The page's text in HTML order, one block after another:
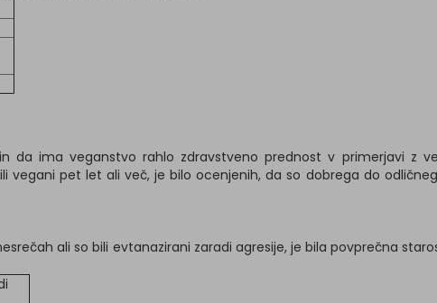
da ima veganstvo rahlo zdravstveno prednost v primerjavi z
vegani pet let ali več, je bilo ocenjenih, da so dobrega do
ali so bili evtanazirani zaradi agresije, je bila povprečna